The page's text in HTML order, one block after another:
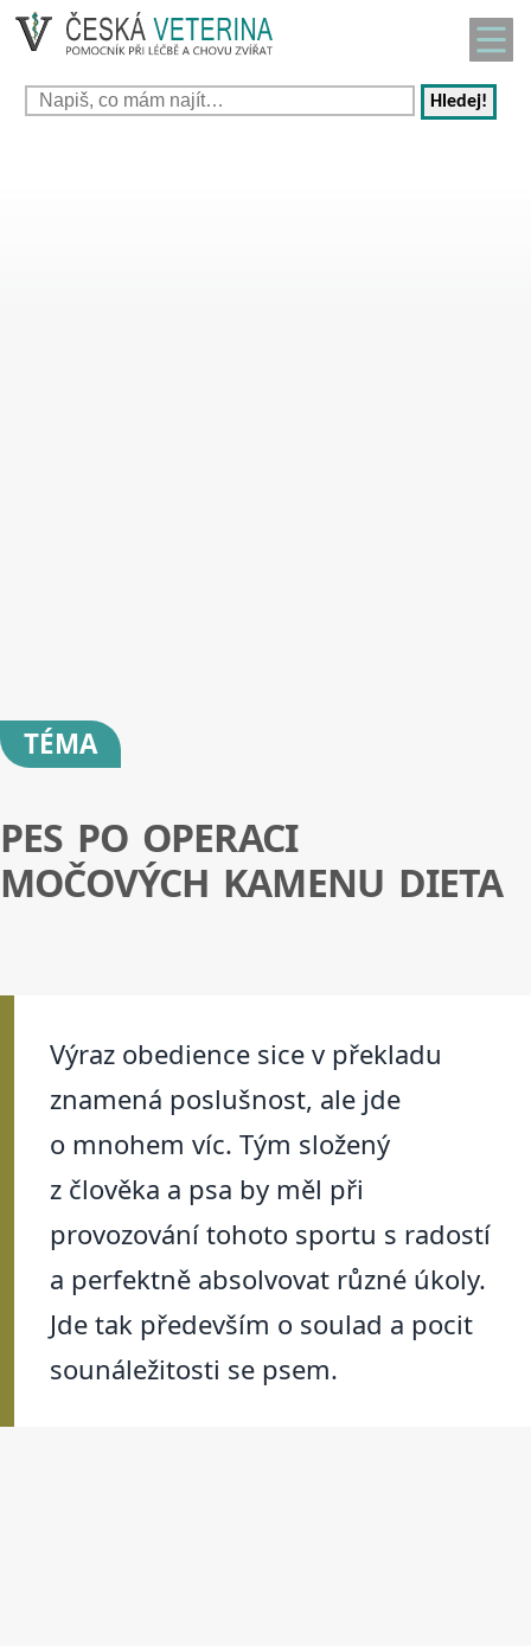
Hledej!
TÉMA
PES PO OPERACI
MOČOVÝCH KAMENU DIETA
Výraz obedience sice v překladu
znamená poslušnost, ale jde
o mnohem víc. Tým složený
z člověka a psa by měl při
provozování tohoto sportu s radostí
a perfektně absolvovat různé úkoly.
Jde tak především o soulad a pocit
sounáležitosti se psem.